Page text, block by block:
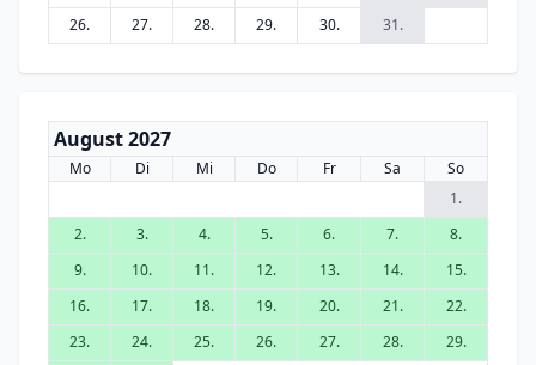
26.
27. 28. 29. 30. 31.
August 2027
Mo Di Mi Do Fr Sa
So
1.
2.
3. 4. 5. 6. 7.
8.
9.
10. 11. 12. 13. 14.
15.
16.
17. 18. 19. 20. 21.
22.
23.
24. 25. 26. 27. 28.
29.